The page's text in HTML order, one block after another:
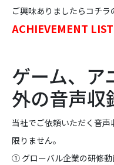
ご興味ありましたらコチラ
ACHIEVEMENT LIST
ゲーム、ア
外の音声収
当社でご依頼いただく音
限りません。
① グローバル企業の研修動